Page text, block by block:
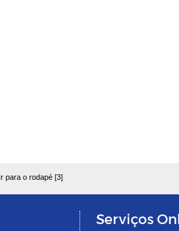
Ir para o rodapé [3]
Serviços